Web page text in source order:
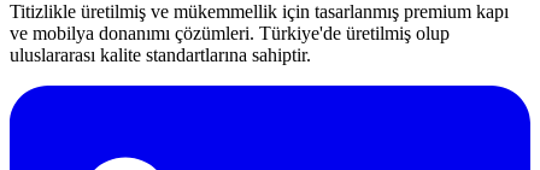
Titizlikle üretilmiş ve mükemmellik için tasarlanmış premium kapı
ve mobilya donanımı çözümleri. Türkiye'de üretilmiş olup
uluslararası kalite standartlarına sahiptir.